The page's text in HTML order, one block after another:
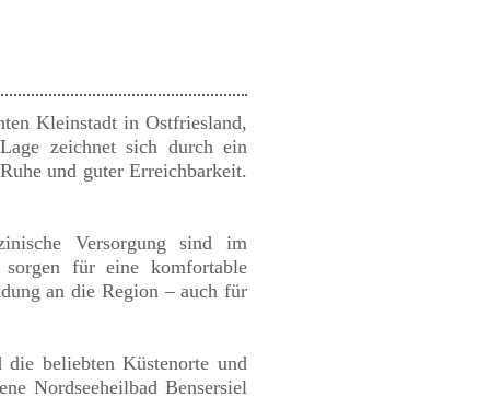
Kleinstadt in Ostfriesland,
zeichnet sich durch ein
und guter Erreichbarkeit.
Versorgung sind im
sorgen für eine komfortable
an die Region – auch für
beliebten Küstenorte und
Nordseeheilbad Bensersiel